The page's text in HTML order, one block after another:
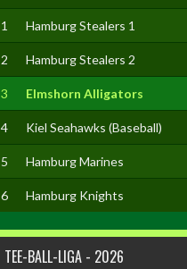
1 Hamburg Stealers 1
2 Hamburg Stealers 2
3 Elmshorn Alligators
4 Kiel Seahawks (Baseball)
5 Hamburg Marines
6 Hamburg Knights
TEE-BALL-LIGA - 2026